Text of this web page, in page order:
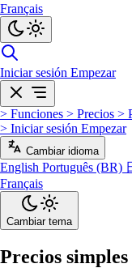
Français
Iniciar sesión Empezar
> Funciones > Precios >
> Iniciar sesión Empezar
Cambiar idioma
English Português (BR)
Français
Cambiar tema
Precios